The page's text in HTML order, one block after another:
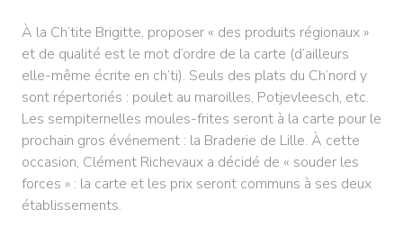
À la Ch’tite Brigitte, proposer « des produits régionaux »
et de qualité est le mot d’ordre de la carte (d’ailleurs
elle-même écrite en ch’ti). Seuls des plats du Ch’nord y
sont répertoriés : poulet au maroilles, Potjevleesch, etc.
Les sempiternelles moules-frites seront à la carte pour le
prochain gros événement : la Braderie de Lille. À cette
occasion, Clément Richevaux a décidé de « souder les
forces » : la carte et les prix seront communs à ses deux
établissements.